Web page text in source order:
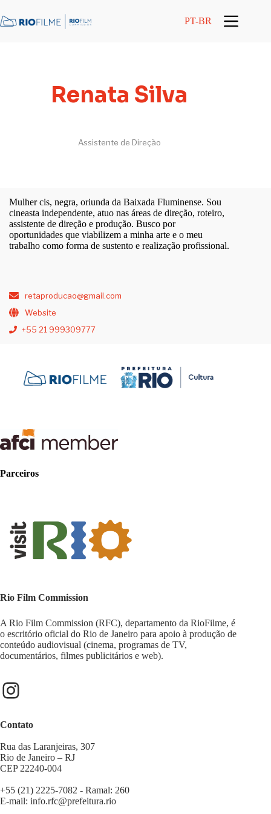
PT-BR
Renata Silva
Assistente de Direção
Mulher cis, negra, oriunda da Baixada Fluminense. Sou
cineasta independente, atuo nas áreas de direção, roteiro,
assistente de direção e produção. Busco por
oportunidades que viabilizem a minha arte e o meu
trabalho como forma de sustento e realização profissional.
retaproducao@gmail.com
Website
+55 21 999309777
Parceiros
Rio Film Commission
A Rio Film Commission (RFC), departamento da RioFilme, é
o escritório oficial do Rio de Janeiro para apoio à produção de
conteúdo audiovisual (cinema, programas de TV,
documentários, filmes publicitários e web).
Contato
Rua das Laranjeiras, 307
Rio de Janeiro – RJ
CEP 22240-004
+55 (21) 2225-7082 - Ramal: 260
E-mail: info.rfc@prefeitura.rio